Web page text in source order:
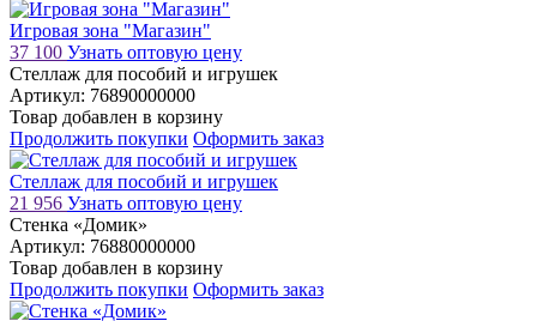
Игровая зона "Магазин"
37 100 Узнать оптовую цену
Стеллаж для пособий и игрушек
Артикул: 76890000000
Товар добавлен в корзину
Продолжить покупки Оформить заказ
Стеллаж для пособий и игрушек
21 956 Узнать оптовую цену
Стенка «Домик»
Артикул: 76880000000
Товар добавлен в корзину
Продолжить покупки Оформить заказ